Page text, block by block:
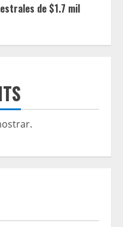
de $1.7 mil